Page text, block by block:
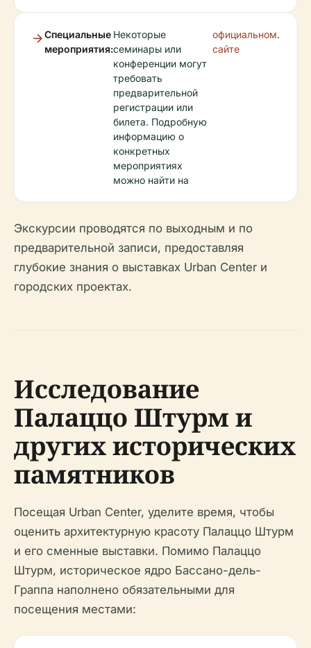
Специальные
мероприятия:
Некоторые
семинары или
конференции могут
требовать
предварительной
регистрации или
билета. Подробную
информацию о
конкретных
мероприятиях
можно найти на
официальном
сайте
.
Экскурсии проводятся по выходным и по
предварительной записи, предоставляя
глубокие знания о выставках Urban Center и
городских проектах.
Исследование
Палаццо Штурм и
других исторических
памятников
Посещая Urban Center, уделите время, чтобы
оценить архитектурную красоту Палаццо Штурм
и его сменные выставки. Помимо Палаццо
Штурм, историческое ядро Бассано-дель-
Граппа наполнено обязательными для
посещения местами: